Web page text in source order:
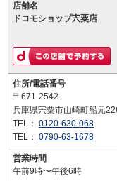
店舗名
ドコモショップ宍粟店
住所/電話番号
〒671-2542
兵庫県宍粟市山崎町船元
TEL： 0120-630-068
TEL： 0790-63-1678
営業時間
午前9時〜午後6時